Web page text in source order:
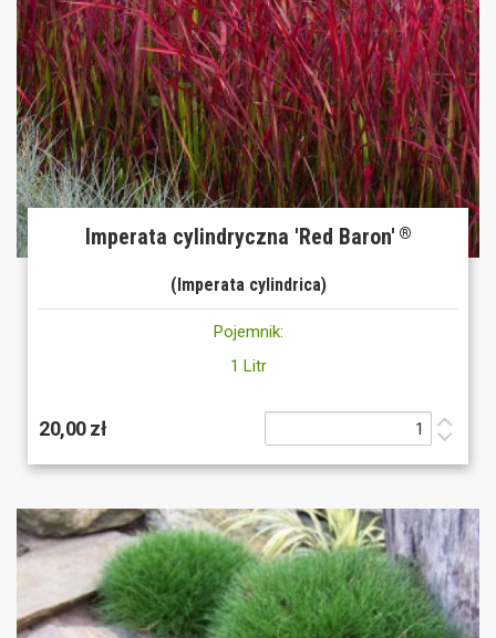
Imperata cylindryczna 'Red Baron' ®
(Imperata cylindrica)
Pojemnik:
1 Litr
20,00 zł